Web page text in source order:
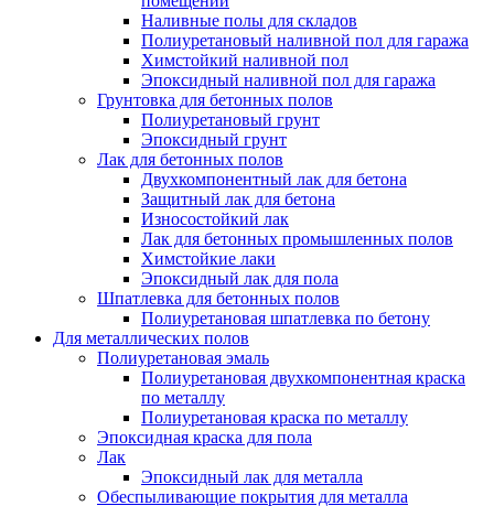
Наливные полы для складов
Полиуретановый наливной пол для гаража
Химстойкий наливной пол
Эпоксидный наливной пол для гаража
Грунтовка для бетонных полов
Полиуретановый грунт
Эпоксидный грунт
Лак для бетонных полов
Двухкомпонентный лак для бетона
Защитный лак для бетона
Износостойкий лак
Лак для бетонных промышленных полов
Химстойкие лаки
Эпоксидный лак для пола
Шпатлевка для бетонных полов
Полиуретановая шпатлевка по бетону
Для металлических полов
Полиуретановая эмаль
Полиуретановая двухкомпонентная краска
по металлу
Полиуретановая краска по металлу
Эпоксидная краска для пола
Лак
Эпоксидный лак для металла
Обеспыливающие покрытия для металла